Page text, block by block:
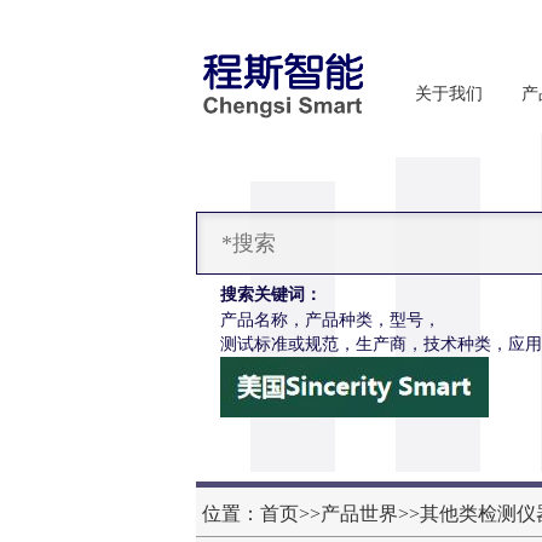
关于我们
搜索关键词：
产品名称，产品种类，型号，
测试标准或规范，生产商，技术种类，应
CSI-X029-H5呼吸防护面罩气密性测试仪五工位
位置： 首页>>产品世界>>其他类检测仪